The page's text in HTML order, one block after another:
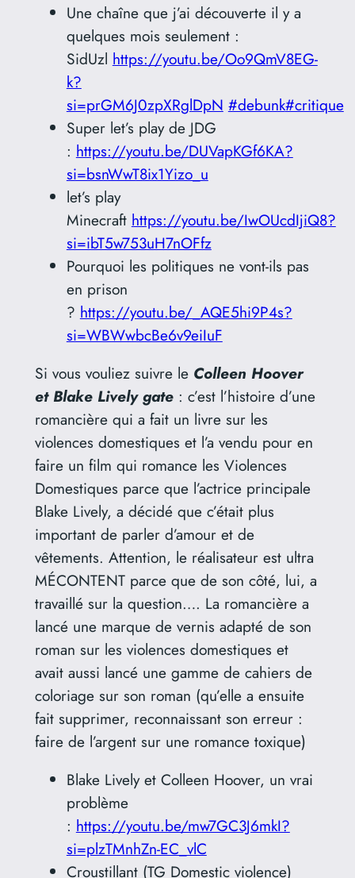
Une chaîne que j’ai découverte il y a
quelques mois seulement :
SidUzl https://youtu.be/Oo9QmV8EG-
k?
si=prGM6J0zpXRglDpN #debunk#critique
Super let’s play de JDG
: https://youtu.be/DUVapKGf6KA?
si=bsnWwT8ix1Yizo_u
let’s play
Minecraft https://youtu.be/IwOUcdIjiQ8?
si=ibT5w753uH7nOFfz
Pourquoi les politiques ne vont-ils pas
en prison
? https://youtu.be/_AQE5hi9P4s?
si=WBWwbcBe6v9eiIuF
Si vous vouliez suivre le Colleen Hoover
et Blake Lively gate: c’est l’histoire d’une
romancière qui a fait un livre sur les
violences domestiques et l’a vendu pour en
faire un film qui romance les Violences
Domestiques parce que l’actrice principale
Blake Lively, a décidé que c’était plus
important de parler d’amour et de
vêtements. Attention, le réalisateur est ultra
MÉCONTENT parce que de son côté, lui, a
travaillé sur la question…. La romancière a
lancé une marque de vernis adapté de son
roman sur les violences domestiques et
avait aussi lancé une gamme de cahiers de
coloriage sur son roman (qu’elle a ensuite
fait supprimer, reconnaissant son erreur :
faire de l’argent sur une romance toxique)
Blake Lively et Colleen Hoover, un vrai
problème
: https://youtu.be/mw7GC3J6mkI?
si=plzTMnhZn-EC_vlC
Croustillant (TG Domestic violence)